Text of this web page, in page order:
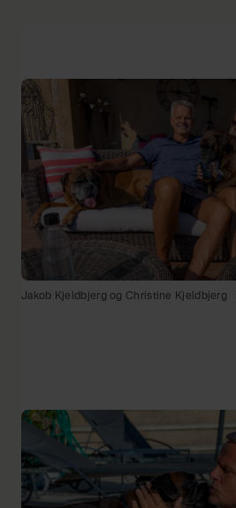
Jakob Kjeldbjerg og Christine Kjeldbjerg